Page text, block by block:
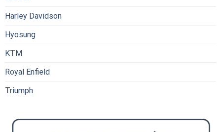
Harley Davidson
Hyosung
KTM
Royal Enfield
Triumph